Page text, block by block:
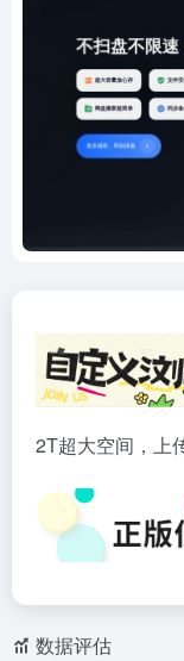
2T超大空间，上
数据评估